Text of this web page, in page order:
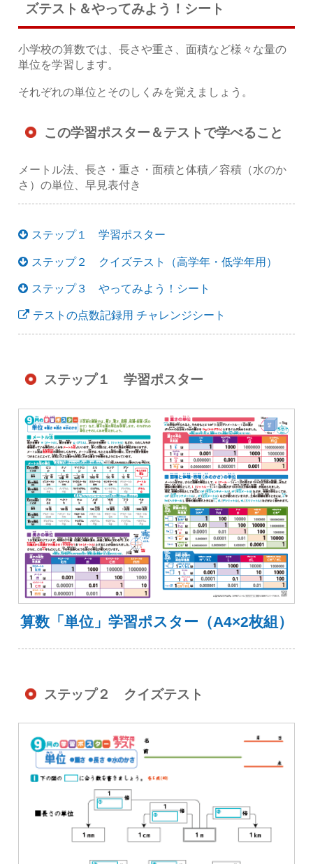
ズテスト＆やってみよう！シート
小学校の算数では、長さや重さ、面積など様々な量の
単位を学習します。
それぞれの単位とそのしくみを覚えましょう。
この学習ポスター＆テストで学べること
メートル法、長さ・重さ・面積と体積／容積（水のか
さ）の単位、早見表付き
ステップ１ 学習ポスター
ステップ２ クイズテスト（高学年・低学年用）
ステップ３ やってみよう！シート
テストの点数記録用 チャレンジシート
ステップ１ 学習ポスター
算数「単位」学習ポスター（A4×2枚組）
ステップ２ クイズテスト